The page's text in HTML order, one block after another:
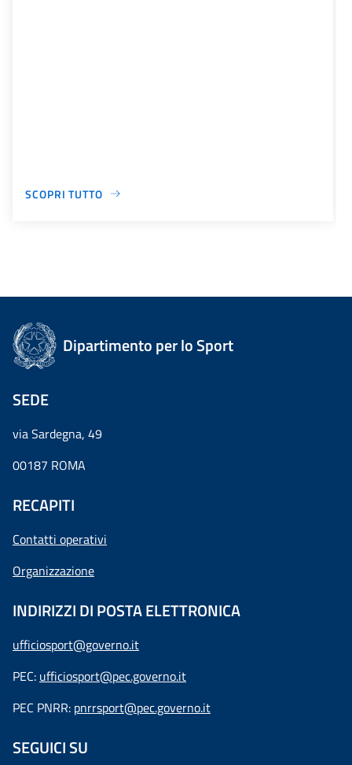
SCOPRI TUTTO
Dipartimento per lo Sport
SEDE
via Sardegna, 49
00187 ROMA
RECAPITI
Contatti operativi
Organizzazione
INDIRIZZI DI POSTA ELETTRONICA
ufficiosport@governo.it
PEC: ufficiosport@pec.governo.it
PEC PNRR: pnrrsport@pec.governo.it
SEGUICI SU